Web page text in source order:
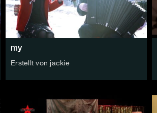
my
Erstellt von jackie